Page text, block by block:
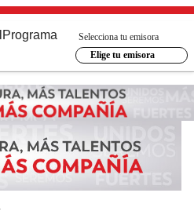
Programa
Selecciona tu emisora
Elige tu emisora